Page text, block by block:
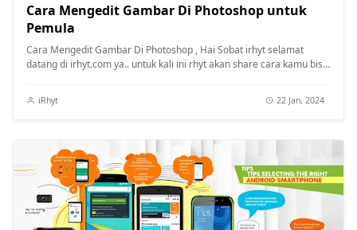
Cara Mengedit Gambar Di Photoshop untuk
Pemula
Cara Mengedit Gambar Di Photoshop , Hai Sobat irhyt selamat
datang di irhyt.com ya.. untuk kali ini rhyt akan share cara kamu bisa
iRhyt 22 Jan, 2024